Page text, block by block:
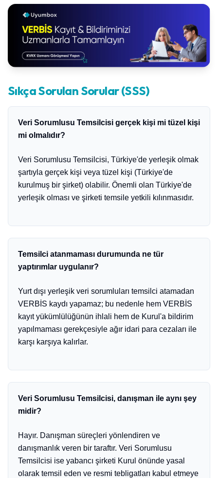
Sıkça Sorulan Sorular (SSS)
Veri Sorumlusu Temsilcisi gerçek kişi mi tüzel kişi
mi olmalıdır?
Veri Sorumlusu Temsilcisi, Türkiye'de yerleşik olmak
şartıyla gerçek kişi veya tüzel kişi (Türkiye'de
kurulmuş bir şirket) olabilir. Önemli olan Türkiye'de
yerleşik olması ve şirketi temsile yetkili kılınmasıdır.
Temsilci atanmaması durumunda ne tür
yaptırımlar uygulanır?
Yurt dışı yerleşik veri sorumluları temsilci atamadan
VERBİS kaydı yapamaz; bu nedenle hem VERBİS
kayıt yükümlülüğünün ihlali hem de Kurul'a bildirim
yapılmaması gerekçesiyle ağır idari para cezaları ile
karşı karşıya kalırlar.
Veri Sorumlusu Temsilcisi, danışman ile aynı şey
midir?
Hayır. Danışman süreçleri yönlendiren ve
danışmanlık veren bir taraftır. Veri Sorumlusu
Temsilcisi ise yabancı şirketi Kurul önünde yasal
olarak temsil eden ve resmi tebligatları kabul etmeye